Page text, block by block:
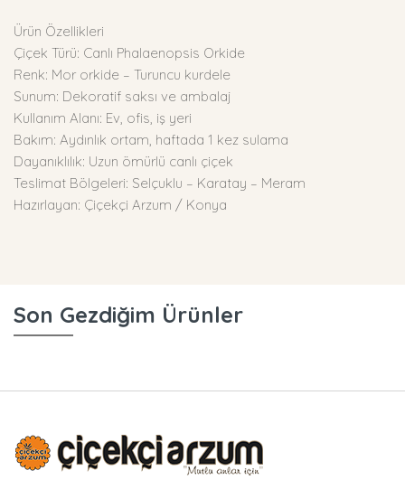
Ürün Özellikleri
Çiçek Türü: Canlı Phalaenopsis Orkide
Renk: Mor orkide – Turuncu kurdele
Sunum: Dekoratif saksı ve ambalaj
Kullanım Alanı: Ev, ofis, iş yeri
Bakım: Aydınlık ortam, haftada 1 kez sulama
Dayanıklılık: Uzun ömürlü canlı çiçek
Teslimat Bölgeleri: Selçuklu – Karatay – Meram
Hazırlayan: Çiçekçi Arzum / Konya
Son Gezdiğim Ürünler